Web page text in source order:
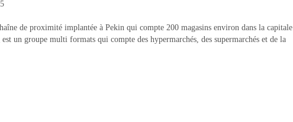
de proximité implantée à Pekin qui compte 200 magasins environ dans la capitale
un groupe multi formats qui compte des hypermarchés, des supermarchés et de la